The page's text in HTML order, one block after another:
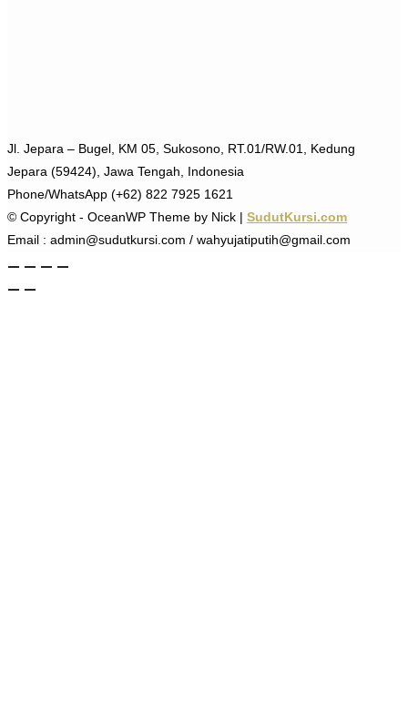
Jl. Jepara – Bugel, KM 05, Sukosono, RT.01/RW.01, Kedung
Jepara (59424), Jawa Tengah, Indonesia
Phone/WhatsApp (+62) 822 7925 1621
© Copyright - OceanWP Theme by Nick | SudutKursi.com
Email : admin@sudutkursi.com / wahyujatiputih@gmail.com